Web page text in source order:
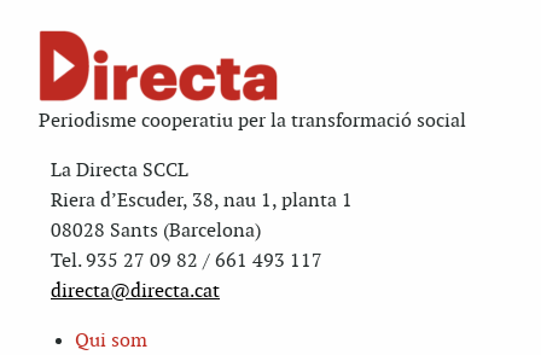
Periodisme cooperatiu per la transformació social
La Directa SCCL
Riera d’Escuder, 38, nau 1, planta 1
08028 Sants (Barcelona)
Tel. 935 27 09 82 / 661 493 117
directa@directa.cat
Qui som